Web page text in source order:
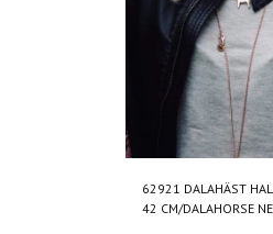
62921 DALAHÄST
42 CM/DALAHORSE